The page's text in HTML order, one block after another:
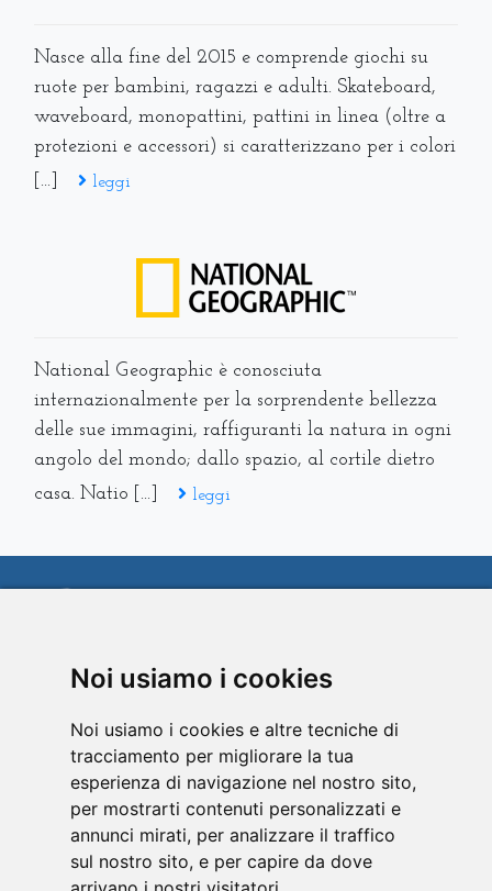
Noi usiamo i cookies
Noi usiamo i cookies e altre tecniche di
tracciamento per migliorare la tua
esperienza di navigazione nel nostro sito,
per mostrarti contenuti personalizzati e
annunci mirati, per analizzare il traffico
sul nostro sito, e per capire da dove
Nasce alla fine del 2015 e comprende giochi su
ruote per bambini, ragazzi e adulti. Skateboard,
waveboard, monopattini, pattini in linea (oltre a
protezioni e accessori) si caratterizzano per i colori
[...]
leggi
National Geographic è conosciuta
internazionalmente per la sorprendente bellezza
delle sue immagini, raffiguranti la natura in ogni
angolo del mondo; dallo spazio, al cortile dietro
casa. Natio [...]
leggi
SEGUICI:
Home Azienda / Marchi Prodotti
Play&Communicate
Design & Style
Garlando by Images
Video Punti vendita